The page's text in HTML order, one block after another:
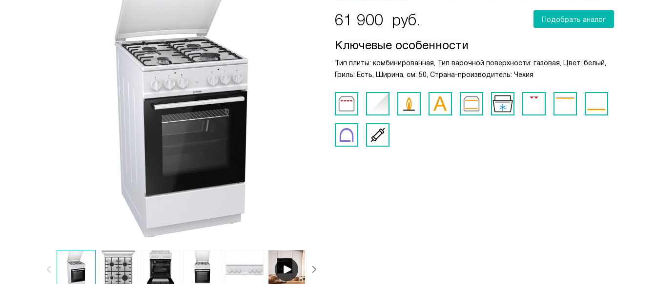
61 900 руб. Подобрать аналог
Ключевые особенности
Тип плиты: комбинированная, Тип варочной поверхности: газовая, Цвет: белый,
Гриль: Есть, Ширина, см: 50, Страна-производитель: Чехия